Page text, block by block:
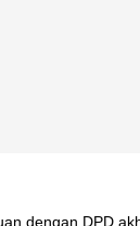
dengan DPD